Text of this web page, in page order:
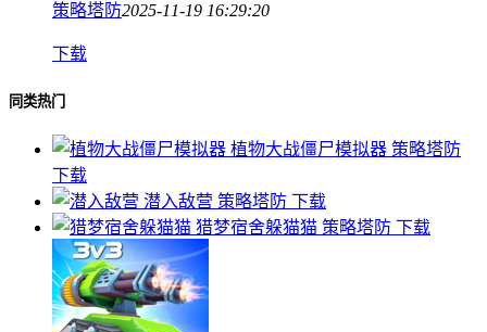
策略塔防2025-11-19 16:29:20
下载
同类热门
植物大战僵尸模拟器 策略塔防
下载
潜入敌营 策略塔防 下载
猎梦宿舍躲猫猫 策略塔防 下载